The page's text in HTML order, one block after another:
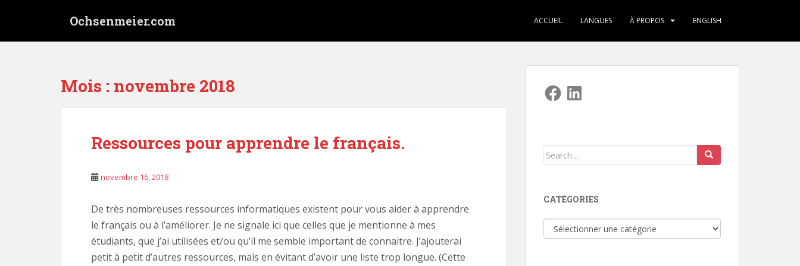
Ochsenmeier.com ACCUEIL LANGUES À PROPOS ENGLISH
Mois : novembre 2018
Ressources pour apprendre le français.
novembre 16, 2018
De très nombreuses ressources informatiques existent pour vous aider à apprendre
le français ou à l’améliorer. Je ne signale ici que celles que je mentionne à mes
étudiants, que j’ai utilisées et/ou qu’il me semble important de connaitre. J’ajouterai
petit à petit d’autres ressources, mais en évitant d’avoir une liste trop longue. (Cette
Facebook
LinkedIn
Search
CATÉGORIES
Catégories